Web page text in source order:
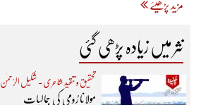
مزید پڑھیئے
نثر میں زیادہ پڑھی گئی
تحقیق و تنقید شاعری - شکیل الرّحمٰن
مولانا رُومی کی جمالیات